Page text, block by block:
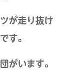
が走り抜け
す。
がいます。